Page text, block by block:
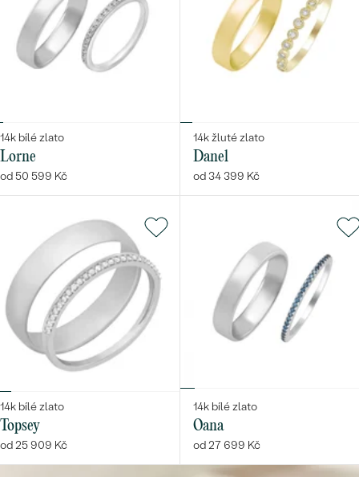
14k bílé zlato
Lorne
od 50 599 Kč
14k žluté zlato
Danel
od 34 399 Kč
14k bílé zlato
Topsey
od 25 909 Kč
14k bílé zlato
Oana
od 27 699 Kč